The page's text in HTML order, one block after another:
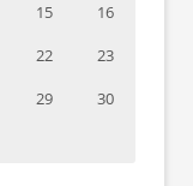
15
16
22
23
29
30